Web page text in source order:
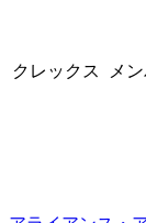
クレックス メ